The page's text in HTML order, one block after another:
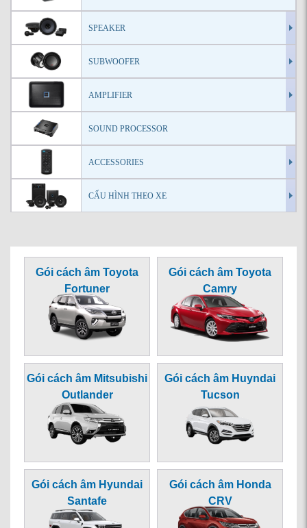
SPEAKER
SUBWOOFER
AMPLIFIER
SOUND PROCESSOR
ACCESSORIES
CẤU HÌNH THEO XE
Gói cách âm Toyota
Fortuner
Gói cách âm Toyota
Camry
Gói cách âm Mitsubishi
Outlander
Gói cách âm Huyndai
Tucson
Gói cách âm Hyundai
Santafe
Gói cách âm Honda
CRV